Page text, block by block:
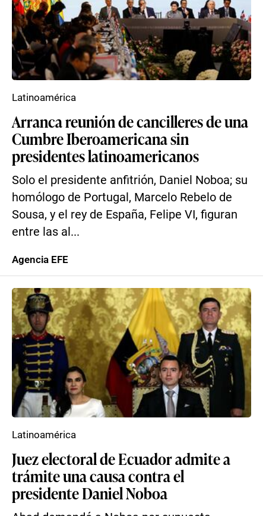
Arranca reunión de cancilleres de una
Cumbre Iberoamericana sin
presidentes latinoamericanos
Solo el presidente anfitrión, Daniel Noboa; su
homólogo de Portugal, Marcelo Rebelo de
Sousa, y el rey de España, Felipe VI, figuran
entre las al...
Latinoamérica
Agencia EFE
Juez electoral de Ecuador admite a
trámite una causa contra el
presidente Daniel Noboa
Latinoamérica